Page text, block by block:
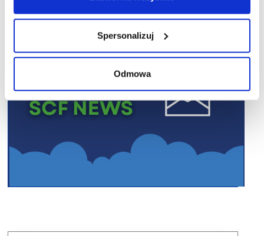
Spersonalizuj
Odmowa